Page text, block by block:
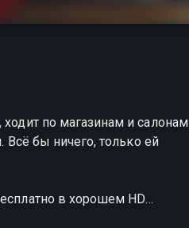
по магазинам и салонам
Всё бы ничего, только ей
в хорошем HD